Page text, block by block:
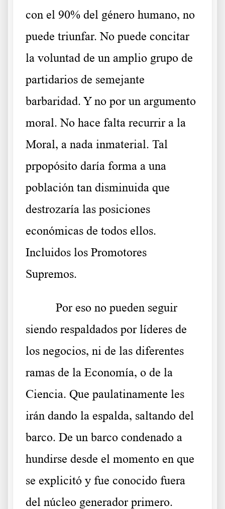
con el 90% del género humano, no
puede triunfar. No puede concitar
la voluntad de un amplio grupo de
partidarios de semejante
barbaridad. Y no por un argumento
moral. No hace falta recurrir a la
Moral, a nada inmaterial. Tal
prpopósito daría forma a una
población tan disminuida que
destrozaría las posiciones
económicas de todos ellos.
Incluidos los Promotores
Supremos.
Por eso no pueden seguir
siendo respaldados por líderes de
los negocios, ni de las diferentes
ramas de la Economía, o de la
Ciencia. Que paulatinamente les
irán dando la espalda, saltando del
barco. De un barco condenado a
hundirse desde el momento en que
se explicitó y fue conocido fuera
del núcleo generador primero.